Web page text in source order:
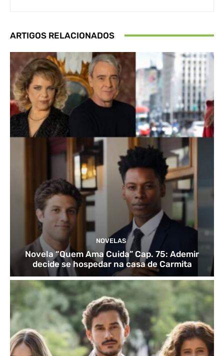
ARTIGOS RELACIONADOS
NOVELAS
Novela “Quem Ama Cuida” Cap. 75: Ademir
decide se hospedar na casa de Carmita